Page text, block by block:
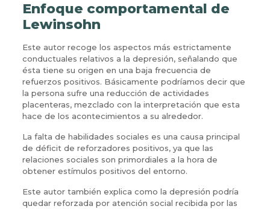
Enfoque comportamental de
Lewinsohn
Este autor recoge los aspectos más estrictamente
conductuales relativos a la depresión, señalando que
ésta tiene su origen en una baja frecuencia de
refuerzos positivos. Básicamente podríamos decir que
la persona sufre una reducción de actividades
placenteras, mezclado con la interpretación que esta
hace de los acontecimientos a su alrededor.
La falta de habilidades sociales es una causa principal
de déficit de reforzadores positivos, ya que las
relaciones sociales son primordiales a la hora de
obtener estímulos positivos del entorno.
Este autor también explica como la depresión podría
quedar reforzada por atención social recibida por las